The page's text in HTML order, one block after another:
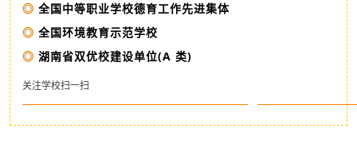
◎ 全国中等职业学校德育工作先进集体
◎ 全国环境教育示范学校
◎ 湖南省双优校建设单位(A 类)
关注学校扫一扫